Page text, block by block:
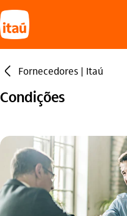
seta_esquerda Fornecedores | Itaú
Condições